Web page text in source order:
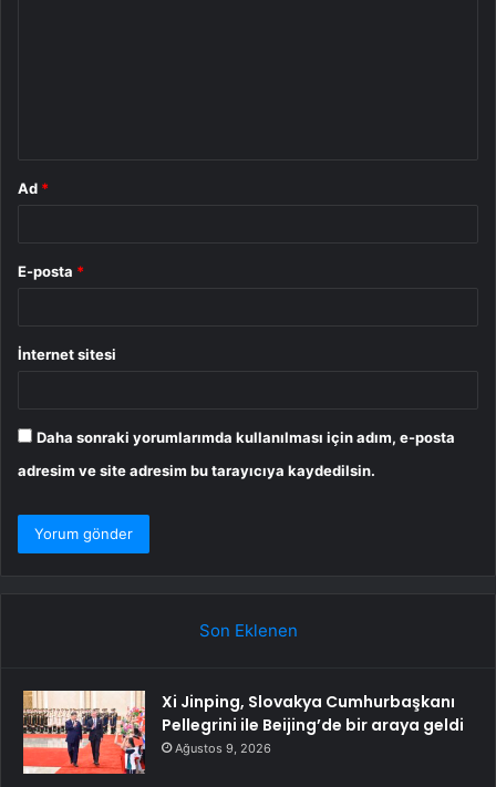
Ad *
E-posta *
İnternet sitesi
Daha sonraki yorumlarımda kullanılması için adım, e-posta
adresim ve site adresim bu tarayıcıya kaydedilsin.
Son Eklenen
Xi Jinping, Slovakya Cumhurbaşkanı
Pellegrini ile Beijing’de bir araya geldi
Ağustos 9, 2026